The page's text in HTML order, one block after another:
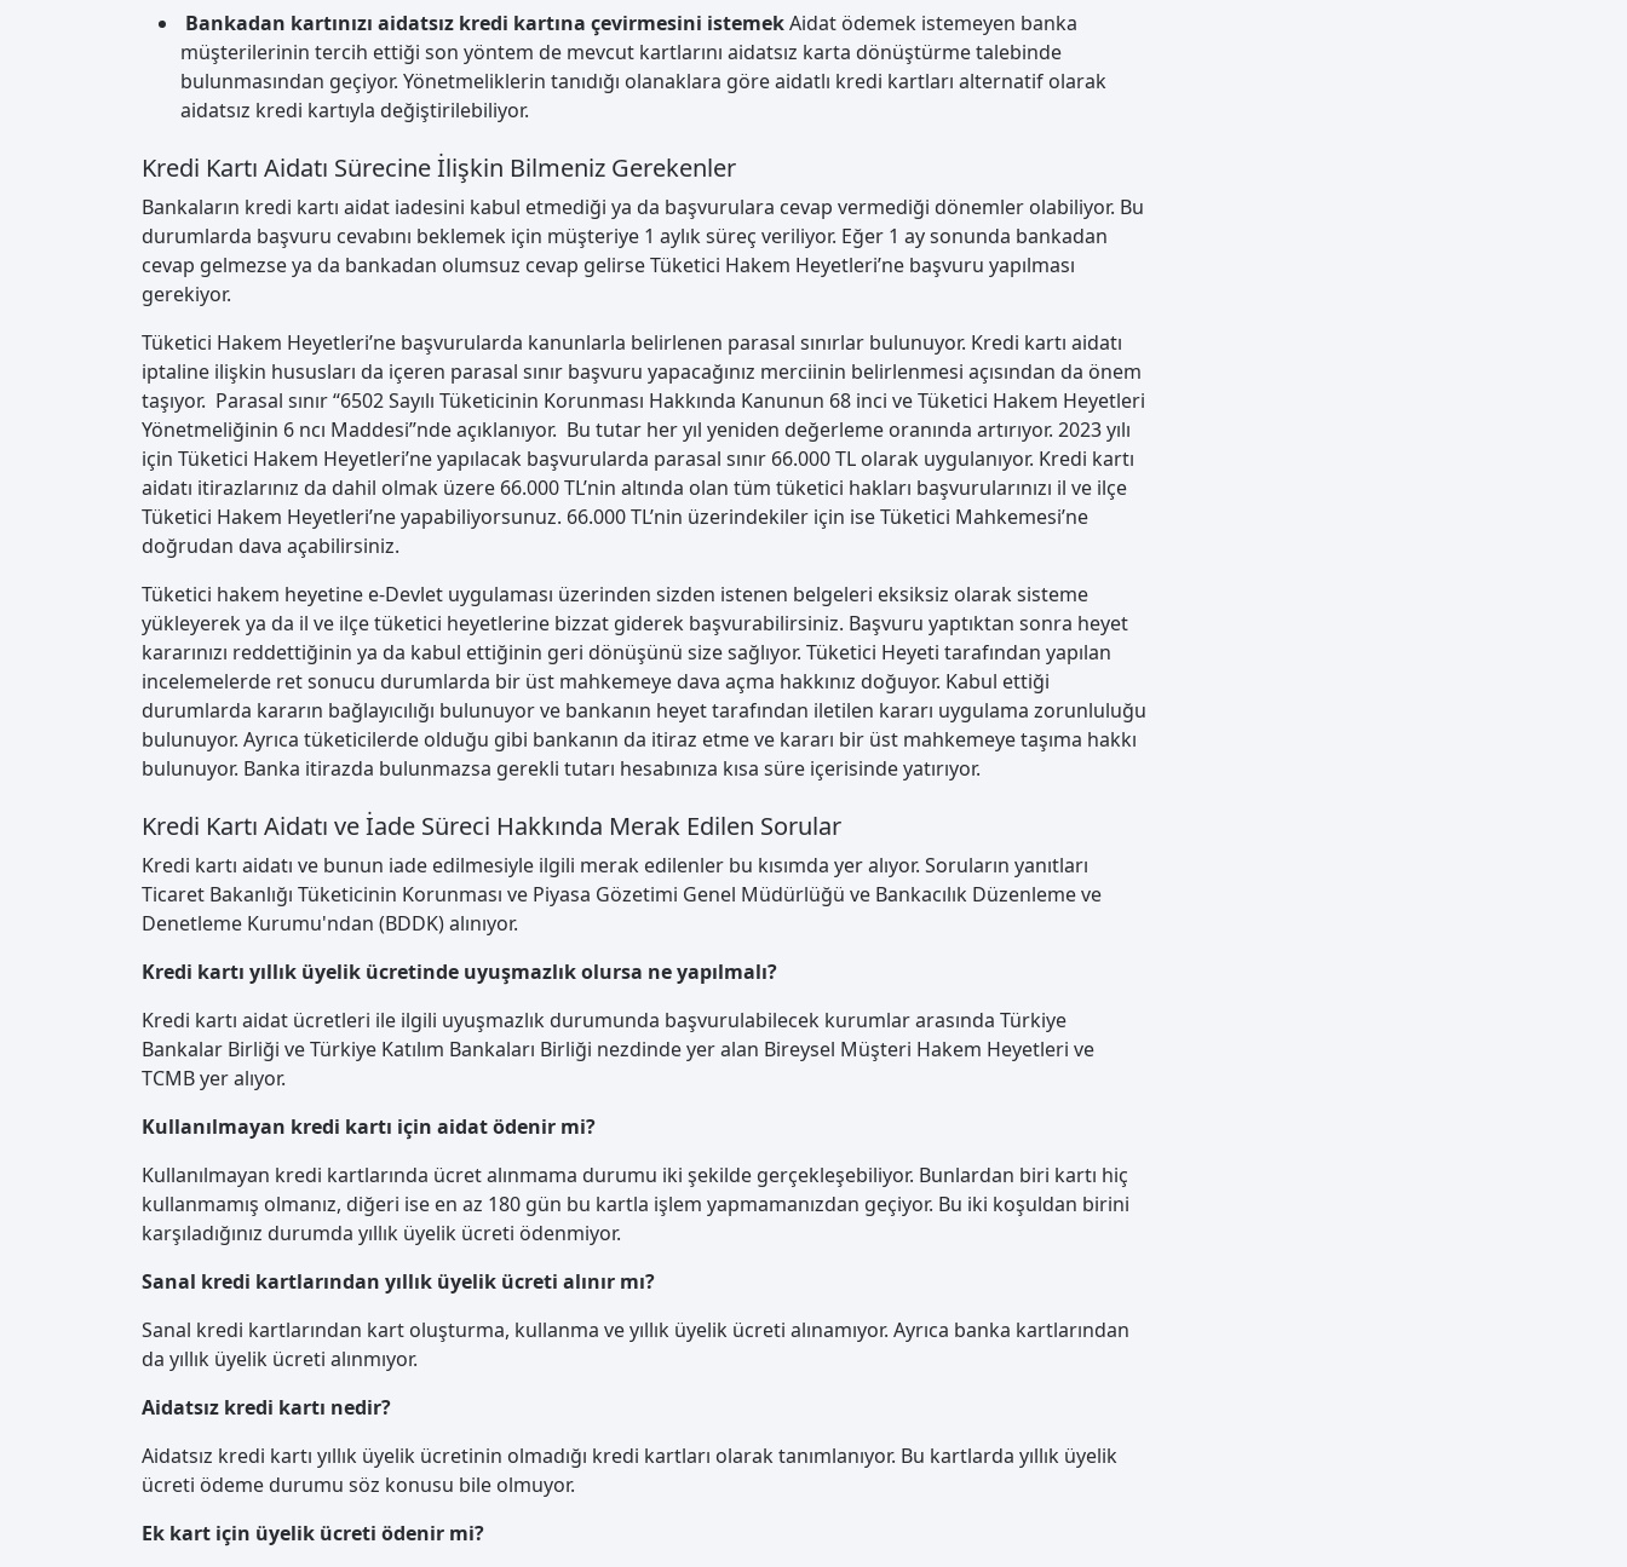
Bankadan kartınızı aidatsız kredi kartına çevirmesini istemekAidat ödemek istemeyen banka
müşterilerinin tercih ettiği son yöntem de mevcut kartlarını aidatsız karta dönüştürme talebinde
bulunmasından geçiyor. Yönetmeliklerin tanıdığı olanaklara göre aidatlı kredi kartları alternatif olarak
aidatsız kredi kartıyla değiştirilebiliyor.
Kredi Kartı Aidatı Sürecine İlişkin Bilmeniz Gerekenler
Bankaların kredi kartı aidat iadesini kabul etmediği ya da başvurulara cevap vermediği dönemler olabiliyor. Bu
durumlarda başvuru cevabını beklemek için müşteriye 1 aylık süreç veriliyor. Eğer 1 ay sonunda bankadan
cevap gelmezse ya da bankadan olumsuz cevap gelirse Tüketici Hakem Heyetleri’ne başvuru yapılması
gerekiyor.
Tüketici Hakem Heyetleri’ne başvurularda kanunlarla belirlenen parasal sınırlar bulunuyor. Kredi kartı aidatı
iptaline ilişkin hususları da içeren parasal sınır başvuru yapacağınız merciinin belirlenmesi açısından da önem
taşıyor. Parasal sınır “6502 Sayılı Tüketicinin Korunması Hakkında Kanunun 68 inci ve Tüketici Hakem Heyetleri
Yönetmeliğinin 6 ncı Maddesi”nde açıklanıyor. Bu tutar her yıl yeniden değerleme oranında artırıyor. 2023 yılı
için Tüketici Hakem Heyetleri’ne yapılacak başvurularda parasal sınır 66.000 TL olarak uygulanıyor. Kredi kartı
aidatı itirazlarınız da dahil olmak üzere 66.000 TL’nin altında olan tüm tüketici hakları başvurularınızı il ve ilçe
Tüketici Hakem Heyetleri’ne yapabiliyorsunuz. 66.000 TL’nin üzerindekiler için ise Tüketici Mahkemesi’ne
doğrudan dava açabilirsiniz.
Tüketici hakem heyetine e-Devlet uygulaması üzerinden sizden istenen belgeleri eksiksiz olarak sisteme
yükleyerek ya da il ve ilçe tüketici heyetlerine bizzat giderek başvurabilirsiniz. Başvuru yaptıktan sonra heyet
kararınızı reddettiğinin ya da kabul ettiğinin geri dönüşünü size sağlıyor. Tüketici Heyeti tarafından yapılan
incelemelerde ret sonucu durumlarda bir üst mahkemeye dava açma hakkınız doğuyor. Kabul ettiği
durumlarda kararın bağlayıcılığı bulunuyor ve bankanın heyet tarafından iletilen kararı uygulama zorunluluğu
bulunuyor. Ayrıca tüketicilerde olduğu gibi bankanın da itiraz etme ve kararı bir üst mahkemeye taşıma hakkı
bulunuyor. Banka itirazda bulunmazsa gerekli tutarı hesabınıza kısa süre içerisinde yatırıyor.
Kredi Kartı Aidatı ve İade Süreci Hakkında Merak Edilen Sorular
Kredi kartı aidatı ve bunun iade edilmesiyle ilgili merak edilenler bu kısımda yer alıyor. Soruların yanıtları
Ticaret Bakanlığı Tüketicinin Korunması ve Piyasa Gözetimi Genel Müdürlüğü ve Bankacılık Düzenleme ve
Denetleme Kurumu'ndan (BDDK) alınıyor.
Kredi kartı yıllık üyelik ücretinde uyuşmazlık olursa ne yapılmalı?
Kredi kartı aidat ücretleri ile ilgili uyuşmazlık durumunda başvurulabilecek kurumlar arasında Türkiye
Bankalar Birliği ve Türkiye Katılım Bankaları Birliği nezdinde yer alan Bireysel Müşteri Hakem Heyetleri ve
TCMB yer alıyor.
Kullanılmayan kredi kartı için aidat ödenir mi?
Kullanılmayan kredi kartlarında ücret alınmama durumu iki şekilde gerçekleşebiliyor. Bunlardan biri kartı hiç
kullanmamış olmanız, diğeri ise en az 180 gün bu kartla işlem yapmamanızdan geçiyor. Bu iki koşuldan birini
karşıladığınız durumda yıllık üyelik ücreti ödenmiyor.
Sanal kredi kartlarından yıllık üyelik ücreti alınır mı?
Sanal kredi kartlarından kart oluşturma, kullanma ve yıllık üyelik ücreti alınamıyor. Ayrıca banka kartlarından
da yıllık üyelik ücreti alınmıyor.
Aidatsız kredi kartı nedir?
Aidatsız kredi kartı yıllık üyelik ücretinin olmadığı kredi kartları olarak tanımlanıyor. Bu kartlarda yıllık üyelik
ücreti ödeme durumu söz konusu bile olmuyor.
Ek kart için üyelik ücreti ödenir mi?